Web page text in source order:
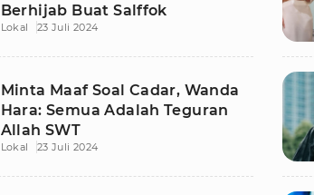
Berhijab Buat Salffok
Lokal 23 Juli 2024
Minta Maaf Soal Cadar, Wanda
Hara: Semua Adalah Teguran
Allah SWT
Lokal 23 Juli 2024